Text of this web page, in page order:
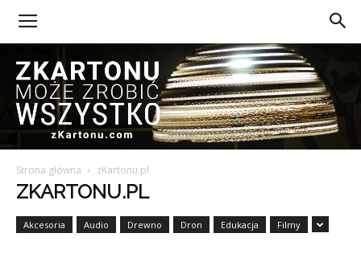
Strona główna zKartonu.pl
ZKARTONU.PL
Akcesoria Audio Drewno Dron Edukacja Filmy